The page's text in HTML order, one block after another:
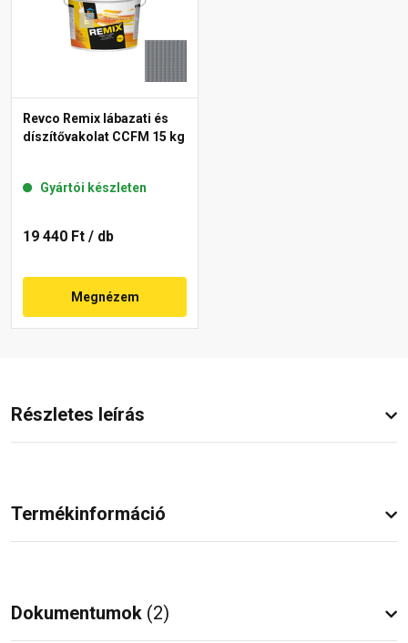
Revco Remix lábazati és
díszítővakolat CCFM 15 kg
Gyártói készleten
19 440 Ft / db
Megnézem
Részletes leírás
Termékinformáció
Dokumentumok (2)